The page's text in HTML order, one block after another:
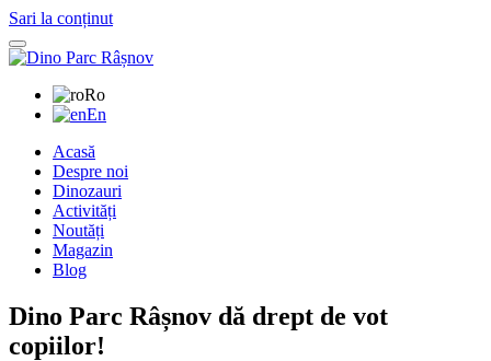
Sari la conținut
Ro
En
Acasă
Despre noi
Dinozauri
Activități
Noutăți
Magazin
Blog
Dino Parc Râșnov dă drept de vot
copiilor!